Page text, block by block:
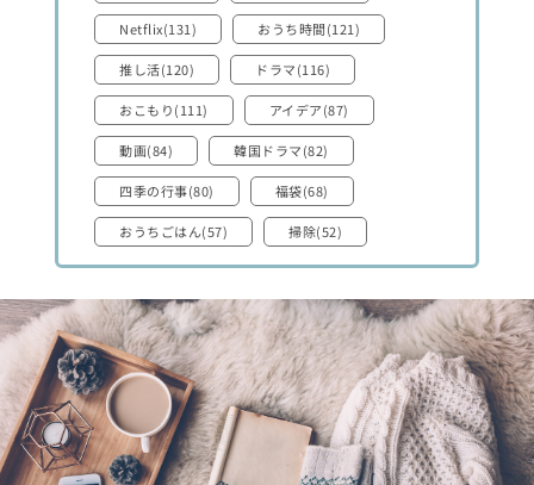
Netflix(131) おうち時間(121)
推し活(120) ドラマ(116)
おこもり(111) アイデア(87)
動画(84) 韓国ドラマ(82)
四季の行事(80) 福袋(68)
おうちごはん(57) 掃除(52)